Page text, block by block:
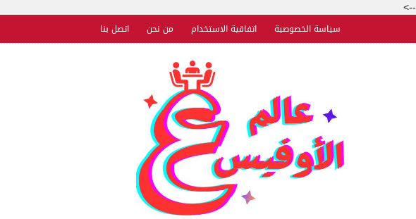
-->
سياسة الخصوصية اتفاقية الاستخدام من نحن اتصل بنا